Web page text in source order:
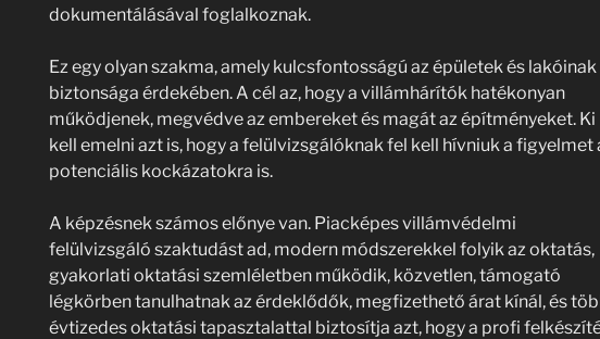
dokumentálásával foglalkoznak.
Ez egy olyan szakma, amely kulcsfontosságú az épületek és lakóinak
biztonsága érdekében. A cél az, hogy a villámhárítók hatékonyan
működjenek, megvédve az embereket és magát az építményeket. Ki
kell emelni azt is, hogy a felülvizsgálóknak fel kell hívniuk a figyelmet
potenciális kockázatokra is.
A képzésnek számos előnye van. Piacképes villámvédelmi
felülvizsgáló szaktudást ad, modern módszerekkel folyik az oktatás,
gyakorlati oktatási szemléletben működik, közvetlen, támogató
légkörben tanulhatnak az érdeklődők, megfizethető árat kínál, és
évtizedes oktatási tapasztalattal biztosítja azt, hogy a profi